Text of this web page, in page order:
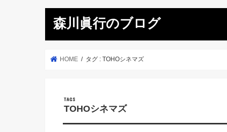
森川眞行のブログ
HOME タグ : TOHOシネマズ
TOHOシネマズ